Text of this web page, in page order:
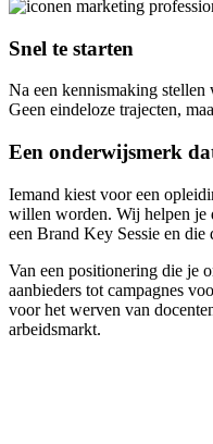
Snel te starten
Na een kennismaking stellen
Geen eindeloze trajecten,
Een onderwijsmerk
Iemand kiest voor een
willen worden. Wij helpen je
een Brand Key Sessie en die
Van een positionering die je
aanbieders tot campagnes
voor het werven van
arbeidsmarkt.